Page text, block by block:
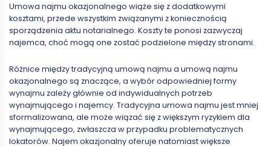
Umowa najmu okazjonalnego wiąże się z dodatkowymi
kosztami, przede wszystkim związanymi z koniecznością
sporządzenia aktu notarialnego. Koszty te ponosi zazwyczaj
najemca, choć mogą one zostać podzielone między stronami.
Różnice między tradycyjną umową najmu a umową najmu
okazjonalnego są znaczące, a wybór odpowiedniej formy
wynajmu zależy głównie od indywidualnych potrzeb
wynajmującego i najemcy. Tradycyjna umowa najmu jest mniej
sformalizowana, ale może wiązać się z większym ryzykiem dla
wynajmującego, zwłaszcza w przypadku problematycznych
lokatorów. Najem okazjonalny oferuje natomiast większe